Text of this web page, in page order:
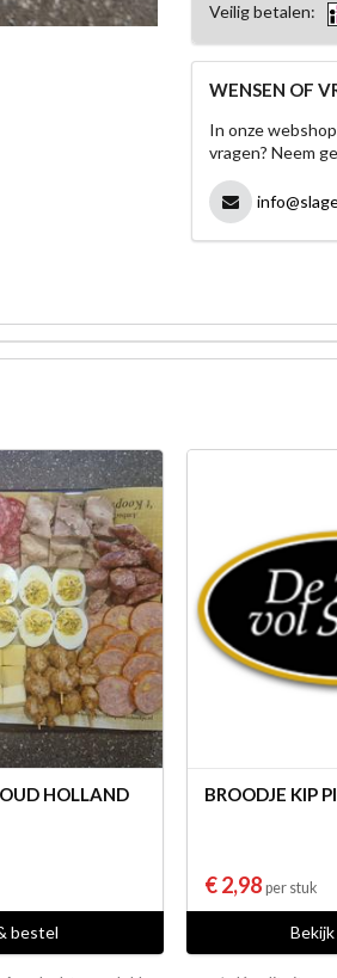
Veilig betalen:
WENSEN OF
In onze
vragen? Neem
HOLLAND
bestel
BROODJE KIP
€ 2,98 per stuk